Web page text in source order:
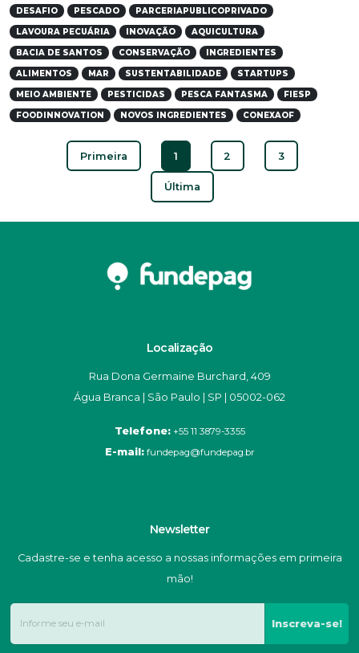
DESAFIO PESCADO PARCERIAPUBLICOPRIVADO
LAVOURA PECUÁRIA INOVAÇÃO AQUICULTURA
BACIA DE SANTOS CONSERVAÇÃO INGREDIENTES
ALIMENTOS MAR SUSTENTABILIDADE STARTUPS
MEIO AMBIENTE PESTICIDAS PESCA FANTASMA FIESP
FOODINNOVATION NOVOS INGREDIENTES CONEXAOF
Primeira 1 2 3
Última
Localização
Rua Dona Germaine Burchard, 409
Água Branca | São Paulo | SP | 05002-062
Telefone:+55 11 3879-3355
E-mail:fundepag@fundepag.br
Newsletter
Cadastre-se e tenha acesso a nossas informações em primeira
mão!
Inscreva-se!